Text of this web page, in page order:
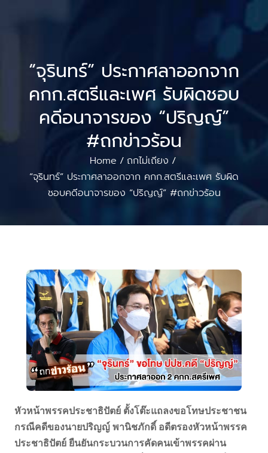
“จุรินทร์” ประกาศลาออกจาก
คกก.สตรีและเพศ รับผิดชอบ
คดีอนาจารของ “ปริญญ์”
#ถกข่าวร้อน
Home / ถกไม่เถียง /
“จุรินทร์” ประกาศลาออกจาก คกก.สตรีและเพศ รับผิด
ชอบคดีอนาจารของ “ปริญญ์” #ถกข่าวร้อน
หัวหน้าพรรคประชาธิปัตย์ ตั้งโต๊ะแถลงขอโทษประชาชน
กรณีคดีของนายปริญญ์ พานิชภักดิ์ อดีตรองหัวหน้าพรรค
ประชาธิปัตย์ ยืนยันกระบวนการคัดคนเข้าพรรคผ่าน